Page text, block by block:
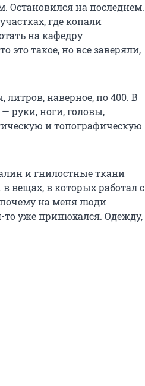
на последнем.
где копали
на кафедру
это такое, но все заверяли,
наверное, по 400. В
руки, ноги, головы,
и топографическую
и гнилостные ткани
вещах, в которых работал с
почему на меня люди
то уже принюхался. Одежду,